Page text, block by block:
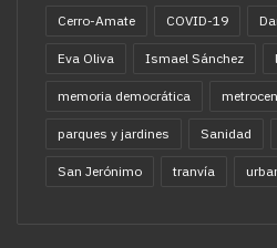
Cerro-Amate COVID-19
Eva Oliva Ismael Sánchez
memoria democrática
parques y jardines Sanidad
San Jerónimo tranvía